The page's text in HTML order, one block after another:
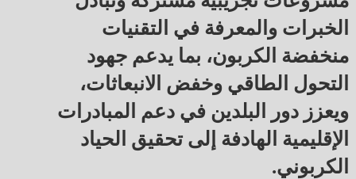
الخبرات والمعرفة في التقنيات
منخفضة الكربون، بما يدعم جهود
التحول الطاقي وخفض الانبعاثات،
ويعزز دور البلدين في دعم المبادرات
الإقليمية الهادفة إلى تحقيق الحياد
الكربوني.